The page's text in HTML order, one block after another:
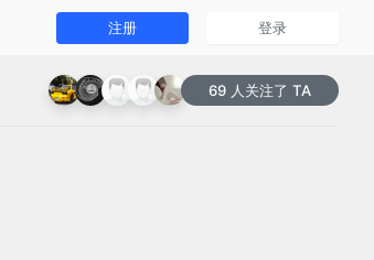
注册 登录
69 人关注了 TA